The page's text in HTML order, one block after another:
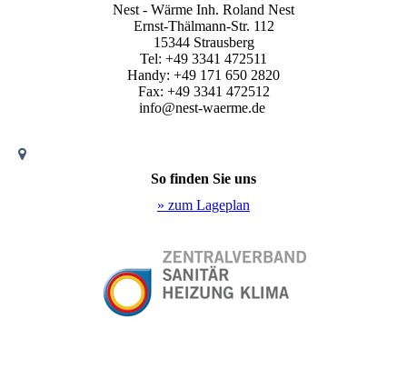
Nest - Wärme Inh. Roland Nest
Ernst-Thälmann-Str. 112
15344 Strausberg
Tel: +49 3341 472511
Handy: +49 171 650 2820
Fax: +49 3341 472512
info@nest-waerme.de
So finden Sie uns
» zum Lageplan